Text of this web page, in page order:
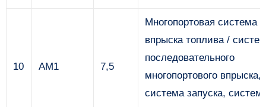
10 AM1 7,5
Многопортовая система
впрыска топлива /
последовательного
многопортового впрыска,
система запуска,